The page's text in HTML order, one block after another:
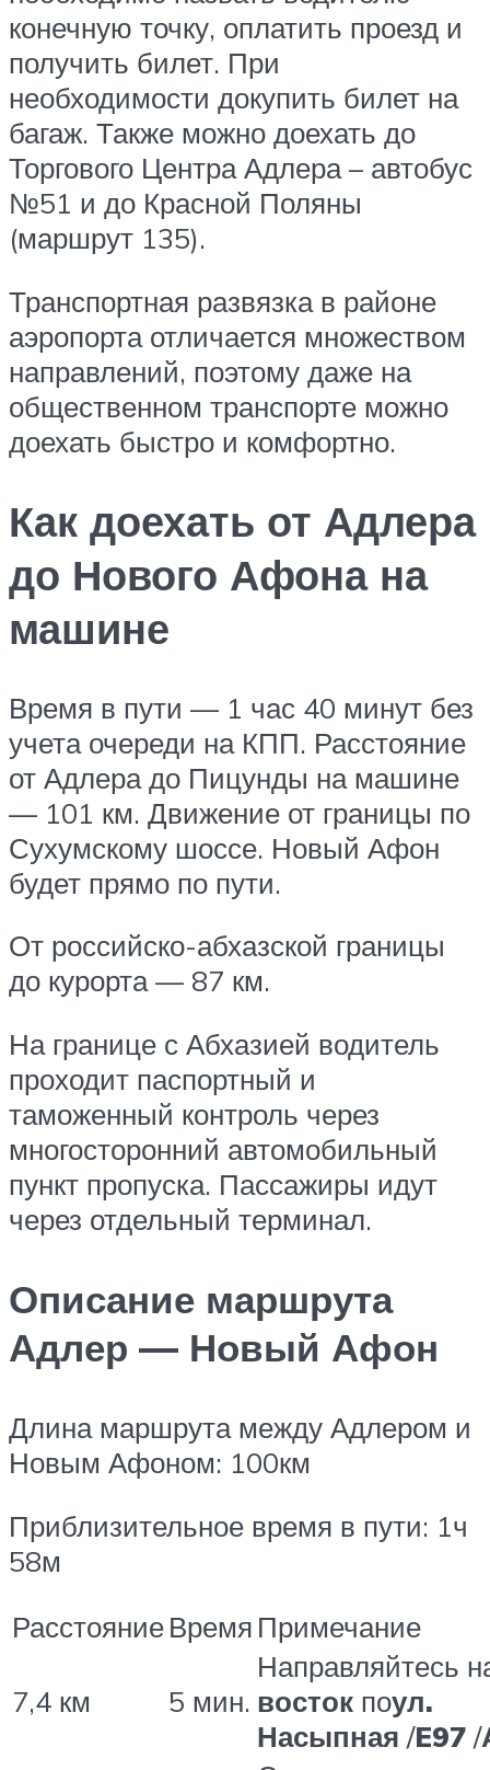
конечную точку, оплатить проезд и
получить билет. При
необходимости докупить билет на
багаж. Также можно доехать до
Торгового Центра Адлера – автобус
№51 и до Красной Поляны
(маршрут 135).
Транспортная развязка в районе
аэропорта отличается множеством
направлений, поэтому даже на
общественном транспорте можно
доехать быстро и комфортно.
Как доехать от Адлера
до Нового Афона на
машине
Время в пути — 1 час 40 минут без
учета очереди на КПП. Расстояние
от Адлера до Пицунды на машине
— 101 км. Движение от границы по
Сухумскому шоссе. Новый Афон
будет прямо по пути.
От российско-абхазской границы
до курорта — 87 км.
На границе с Абхазией водитель
проходит паспортный и
таможенный контроль через
многосторонний автомобильный
пункт пропуска. Пассажиры идут
через отдельный терминал.
Описание маршрута
Адлер — Новый Афон
Длина маршрута между Адлером и
Новым Афоном: 100км
Приблизительное время в пути: 1ч
58м
РасстояниеВремя Примечание
7,4 км 5 мин.
Направляйтесь
восток поул.
Насыпная /E97 /